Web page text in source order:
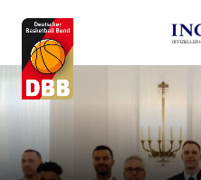
OFFIZIELLER